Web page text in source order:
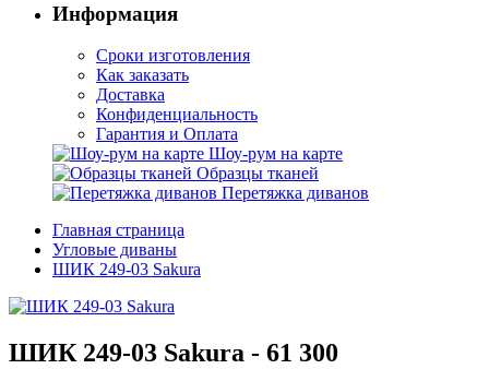
Информация
Сроки изготовления
Как заказать
Доставка
Конфиденциальность
Гарантия и Оплата
Шоу-рум на карте
Образцы тканей
Перетяжка диванов
Главная страница
Угловые диваны
ШИК 249-03 Sakura
ШИК 249-03 Sakura - 61 300